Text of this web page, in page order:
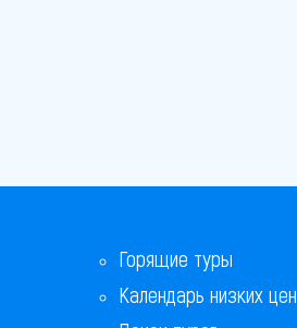
Горящие туры
Календарь низких цен